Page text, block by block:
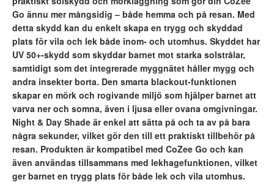
Go ännu mer mångsidig – både hemma och på resan. Med
detta skydd kan du enkelt skapa en trygg och skyddad
plats för vila och lek både inom- och utomhus. Skyddet har
UV 50+-skydd som skyddar barnet mot starka solstrålar,
samtidigt som det integrerade myggnätet håller mygg och
andra insekter borta. Den smarta blackout-funktionen
skapar en mörk och rogivande miljö som hjälper barnet att
varva ner och somna, även i ljusa eller ovana omgivningar.
Night & Day Shade är enkel att sätta på och ta av på bara
några sekunder, vilket gör den till ett praktiskt tillbehör på
resan. Produkten är kompatibel med CoZee Go och kan
även användas tillsammans med lekhagefunktionen, vilket
ger barnet en trygg plats för både lek och vila utomhus.